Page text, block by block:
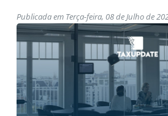
Publicada em Terça-feira, 08 de Julho de